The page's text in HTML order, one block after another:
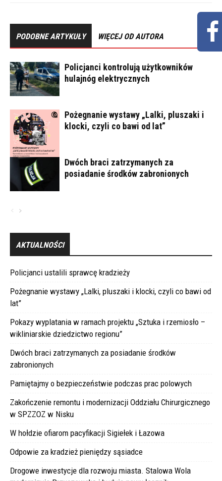
PODOBNE ARTYKUŁY WIĘCEJ OD AUTORA
Policjanci kontrolują użytkowników
hulajnóg elektrycznych
Pożegnanie wystawy „Lalki, pluszaki i
klocki, czyli co bawi od lat”
Dwóch braci zatrzymanych za
posiadanie środków zabronionych
AKTUALNOŚCI
Policjanci ustalili sprawcę kradzieży
Pożegnanie wystawy „Lalki, pluszaki i klocki, czyli co bawi od
lat”
Pokazy wyplatania w ramach projektu „Sztuka i rzemiosło –
wikliniarskie dziedzictwo regionu”
Dwóch braci zatrzymanych za posiadanie środków
zabronionych
Pamiętajmy o bezpieczeństwie podczas prac polowych
Zakończenie remontu i modernizacji Oddziału Chirurgicznego
w SPZZOZ w Nisku
W hołdzie ofiarom pacyfikacji Sigiełek i Łazowa
Odpowie za kradzież pieniędzy sąsiadce
Drogowe inwestycje dla rozwoju miasta. Stalowa Wola